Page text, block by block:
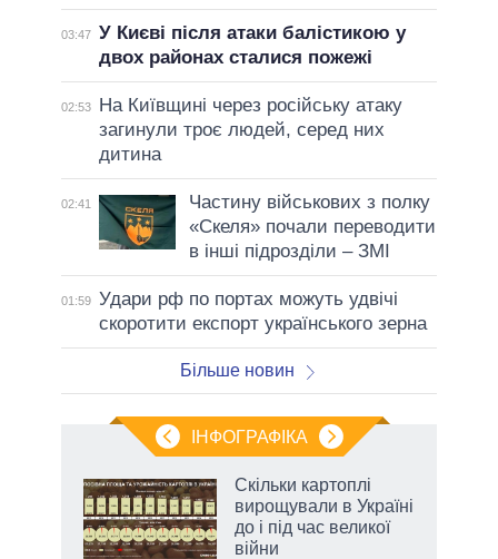
03:47 У Києві після атаки балістикою у
двох районах сталися пожежі
02:53
На Київщині через російську атаку
загинули троє людей, серед них
дитина
02:41
Частину військових з полку
«Скеля» почали переводити
в інші підрозділи – ЗМІ
01:59 Удари рф по портах можуть удвічі
скоротити експорт українського зерна
Більше новин
ІНФОГРАФІКА
Скільки картоплі
вирощували в Україні
до і під час великої
війни